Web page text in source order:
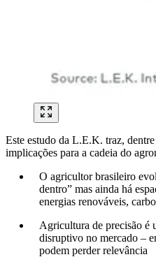
Este estudo da L.E.K. traz,
implicações para a cadeia do
O agricultor brasileiro
dentro” mas ainda há
energias renováveis,
Agricultura de precisão é
disruptivo no mercado –
podem perder relevância